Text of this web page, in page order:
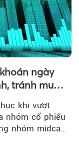
ngày
tránh mua
khi vượt
nhóm cổ phiếu
nhóm midcap